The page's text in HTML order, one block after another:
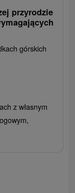
przyrodzie
górskich
z własnym